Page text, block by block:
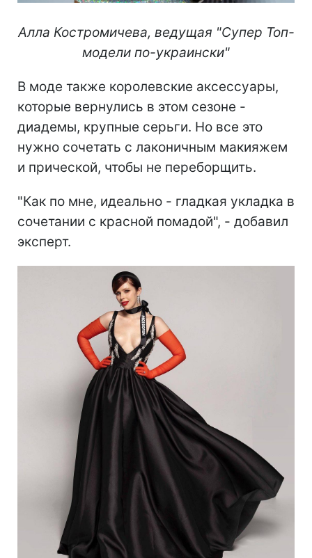
Алла Костромичева, ведущая "Супер Топ-
модели по-украински"
В моде также королевские аксессуары,
которые вернулись в этом сезоне -
диадемы, крупные серьги. Но все это
нужно сочетать с лаконичным макияжем
и прической, чтобы не переборщить.
"Как по мне, идеально - гладкая укладка в
сочетании с красной помадой", - добавил
эксперт.